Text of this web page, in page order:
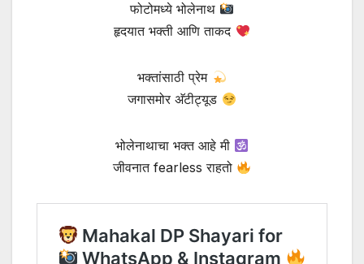
फोटोमध्ये भोलेनाथ
हृदयात भक्ती आणि ताकद
भक्तांसाठी प्रेम
जगासमोर अ‍ॅटीट्यूड
भोलेनाथाचा भक्त आहे मी
जीवनात fearless राहतो